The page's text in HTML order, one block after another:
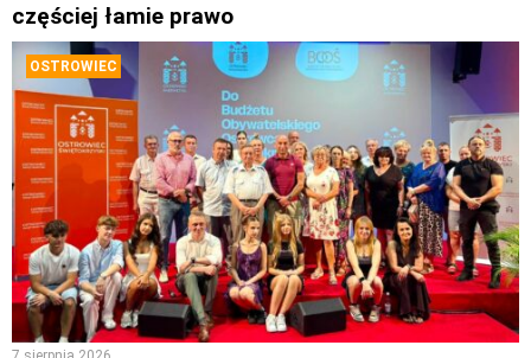
częściej łamie prawo
OSTROWIEC